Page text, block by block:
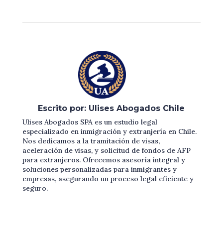
Escrito por: Ulises Abogados Chile
Ulises Abogados SPA es un estudio legal
especializado en inmigración y extranjería en Chile.
Nos dedicamos a la tramitación de visas,
aceleración de visas, y solicitud de fondos de AFP
para extranjeros. Ofrecemos asesoría integral y
soluciones personalizadas para inmigrantes y
empresas, asegurando un proceso legal eficiente y
seguro.